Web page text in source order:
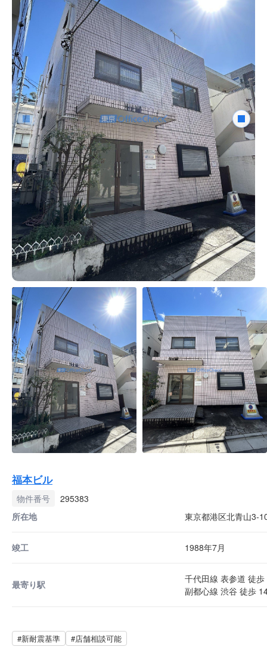
福本ビル
物件番号
295383
所在地
東京都港区北青山3-
竣工 1988年7月
最寄り駅
千代田線 表参道 徒歩
副都心線 渋谷 徒歩
#新耐震基準 #店舗相談可能